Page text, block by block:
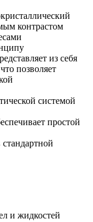
контрастом
из себя
позволяет
системой
простой
и жидкостей